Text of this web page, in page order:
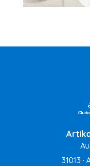
31013